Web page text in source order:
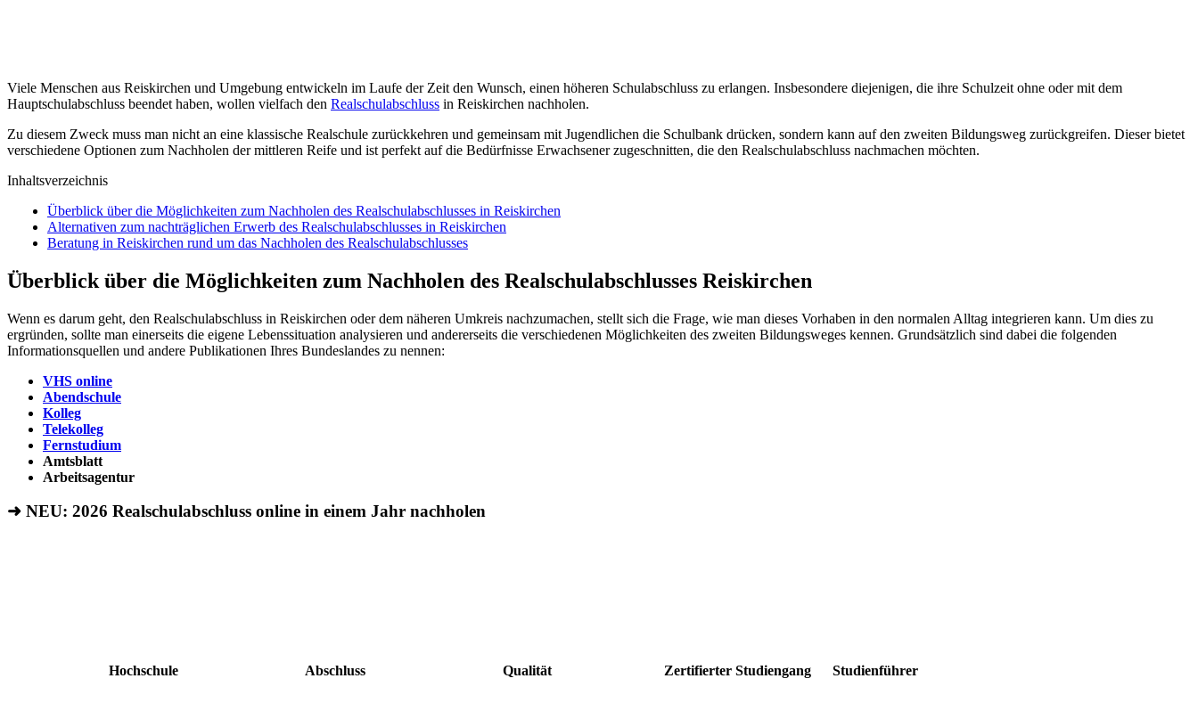
Viele Menschen aus Reiskirchen und Umgebung entwickeln im Laufe der Zeit den Wunsch, einen höheren Schulabschluss zu erlangen. Insbesondere diejenigen, die ihre Schulzeit ohne oder mit dem
Hauptschulabschluss beendet haben, wollen vielfach den Realschulabschluss in Reiskirchen nachholen.
Zu diesem Zweck muss man nicht an eine klassische Realschule zurückkehren und gemeinsam mit Jugendlichen die Schulbank drücken, sondern kann auf den zweiten Bildungsweg zurückgreifen. Dieser bietet
verschiedene Optionen zum Nachholen der mittleren Reife und ist perfekt auf die Bedürfnisse Erwachsener zugeschnitten, die den Realschulabschluss nachmachen möchten.
Inhaltsverzeichnis
Überblick über die Möglichkeiten zum Nachholen des Realschulabschlusses in Reiskirchen
Alternativen zum nachträglichen Erwerb des Realschulabschlusses in Reiskirchen
Beratung in Reiskirchen rund um das Nachholen des Realschulabschlusses
Überblick über die Möglichkeiten zum Nachholen des Realschulabschlusses Reiskirchen
Wenn es darum geht, den Realschulabschluss in Reiskirchen oder dem näheren Umkreis nachzumachen, stellt sich die Frage, wie man dieses Vorhaben in den normalen Alltag integrieren kann. Um dies zu
ergründen, sollte man einerseits die eigene Lebenssituation analysieren und andererseits die verschiedenen Möglichkeiten des zweiten Bildungsweges kennen. Grundsätzlich sind dabei die folgenden
Informationsquellen und andere Publikationen Ihres Bundeslandes zu nennen:
VHS online
Abendschule
Kolleg
Telekolleg
Fernstudium
Amtsblatt
Arbeitsagentur
➜ NEU: 2026 Realschulabschluss online in einem Jahr nachholen
Hochschule Abschluss Qualität Zertifierter Studiengang Studienführer